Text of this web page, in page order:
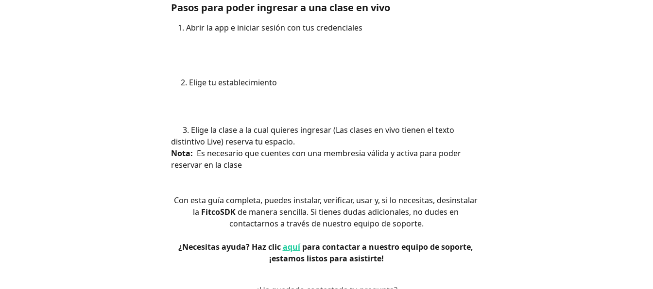
Pasos para poder ingresar a una clase en vivo
Abrir la app e iniciar sesión con tus credenciales
     2. Elige tu establecimiento
distintivo Live) reserva tu espacio.
Nota: Es necesario que cuentes con una membresia válida y activa para poder
reservar en la clase
Con esta guía completa, puedes instalar, verificar, usar y, si lo necesitas, desinstalar
la FitcoSDK de manera sencilla. Si tienes dudas adicionales, no dudes en
contactarnos a través de nuestro equipo de soporte.
¿Necesitas ayuda? Haz clic aquí para contactar a nuestro equipo de soporte,
¡estamos listos para asistirte!